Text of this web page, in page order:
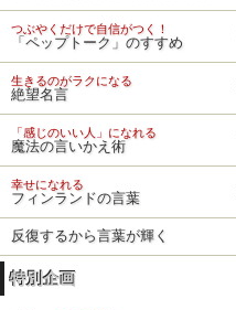
つぶやくだけで自信がつく！
「ペップトーク」のすすめ
生きるのがラクになる
絶望名言
「感じのいい人」になれる
魔法の言いかえ術
幸せになれる
フィンランドの言葉
反復するから言葉が輝く
特別企画